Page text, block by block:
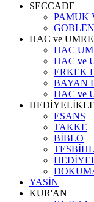
SECCADE
PAMUK
HAC ve
HAC
HAC ve
ERKEK
BAYAN
HAC ve
ESANS
TAKKE
BİBLO
YASİN
KUR'AN